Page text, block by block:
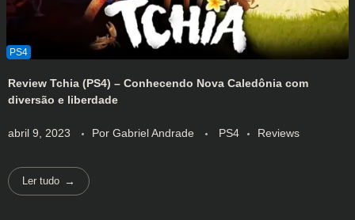
Review Tchia (PS4) – Conhecendo Nova Caledônia com
diversão e liberdade
abril 9, 2023 Por Gabriel Andrade PS4 Reviews
Ler tudo